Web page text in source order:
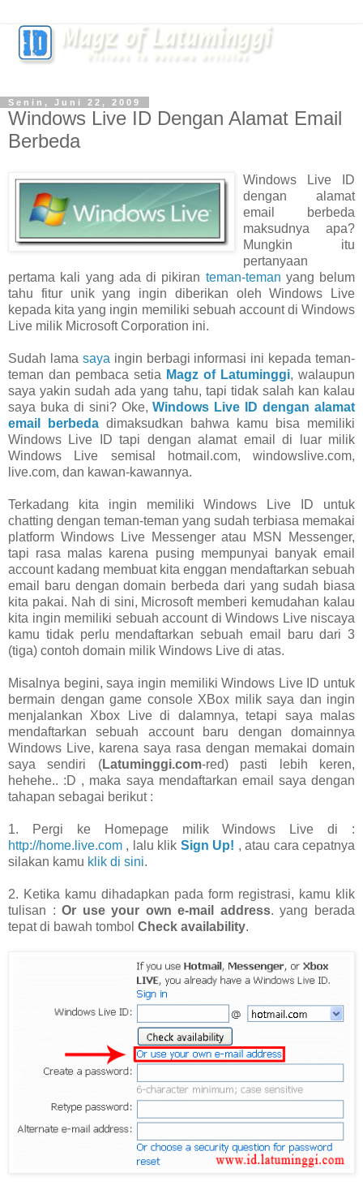
Senin, Juni 22, 2009
Windows Live ID Dengan Alamat Email
Berbeda
Windows Live ID
dengan alamat
email berbeda
maksudnya apa?
Mungkin itu
pertanyaan
pertama kali yang ada di pikiran teman-teman yang belum
tahu fitur unik yang ingin diberikan oleh Windows Live
kepada kita yang ingin memiliki sebuah account di Windows
Live milik Microsoft Corporation ini.
Sudah lama saya ingin berbagi informasi ini kepada teman-
teman dan pembaca setia Magz of Latuminggi, walaupun
saya yakin sudah ada yang tahu, tapi tidak salah kan kalau
saya buka di sini? Oke,Windows Live ID dengan alamat
email berbeda dimaksudkan bahwa kamu bisa memiliki
Windows Live ID tapi dengan alamat email di luar milik
Windows Live semisal hotmail.com, windowslive.com,
live.com, dan kawan-kawannya.
Terkadang kita ingin memiliki Windows Live ID untuk
chatting dengan teman-teman yang sudah terbiasa memakai
platform Windows Live Messenger atau MSN Messenger,
tapi rasa malas karena pusing mempunyai banyak email
account kadang membuat kita enggan mendaftarkan sebuah
email baru dengan domain berbeda dari yang sudah biasa
kita pakai. Nah di sini, Microsoft memberi kemudahan kalau
kita ingin memiliki sebuah account di Windows Live niscaya
kamu tidak perlu mendaftarkan sebuah email baru dari 3
(tiga) contoh domain milik Windows Live di atas.
Misalnya begini, saya ingin memiliki Windows Live ID untuk
bermain dengan game console XBox milik saya dan ingin
menjalankan Xbox Live di dalamnya, tetapi saya malas
mendaftarkan sebuah account baru dengan domainnya
Windows Live, karena saya rasa dengan memakai domain
saya sendiri (Latuminggi.com-red) pasti lebih keren,
hehehe.. :D , maka saya mendaftarkan email saya dengan
tahapan sebagai berikut :
1. Pergi ke Homepage milik Windows Live di :
http://home.live.com , lalu klik Sign Up! , atau cara cepatnya
silakan kamu klik di sini.
2. Ketika kamu dihadapkan pada form registrasi, kamu klik
tulisan :Or use your own e-mail address. yang berada
tepat di bawah tombol Check availability.